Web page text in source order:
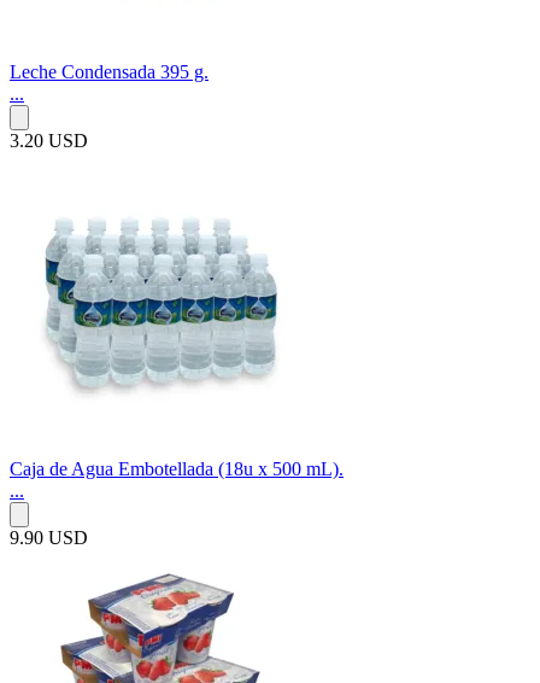
Leche Condensada 395 g.
...
3.20 USD
Caja de Agua Embotellada (18u x 500 mL).
...
9.90 USD